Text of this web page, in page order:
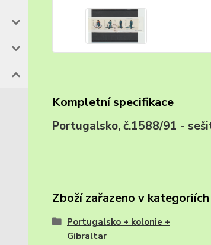
Kompletní specifikace
Portugalsko, č.1588/
Zboží zařazeno v kategoriích
Portugalsko + kolonie +
Gibraltar